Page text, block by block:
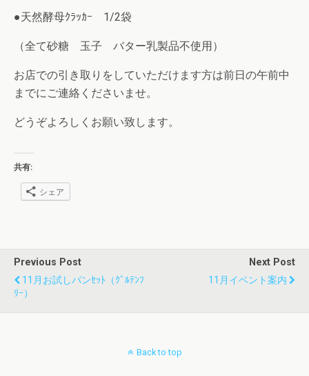
●天然酵母ｸﾗｯｶｰ 1/2袋
（全て砂糖 玉子 バター乳製品不使用）
お店での引き取りをしていただけます方は前日の午前中
までにご連絡くださいませ。
どうぞよろしくお願い致します。
共有:
シェア
Previous Post
11月お試しパンｾｯﾄ（ｸﾞﾙﾃﾝﾌ
ﾘｰ）
Next Post
11月イベント案内
Back to top